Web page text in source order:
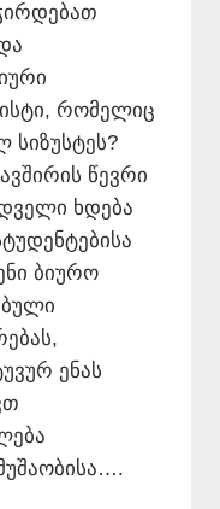
რომელიც
წევრი
ხდება
ბიურო
ენას